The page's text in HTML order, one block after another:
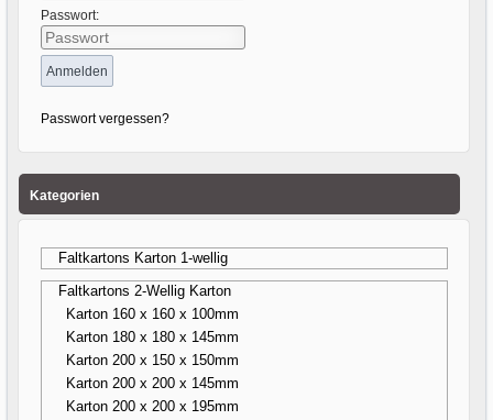
Passwort:
Passwort vergessen?
Kategorien
Faltkartons Karton 1-wellig
Faltkartons 2-Wellig Karton
Karton 160 x 160 x 100mm
Karton 180 x 180 x 145mm
Karton 200 x 150 x 150mm
Karton 200 x 200 x 145mm
Karton 200 x 200 x 195mm